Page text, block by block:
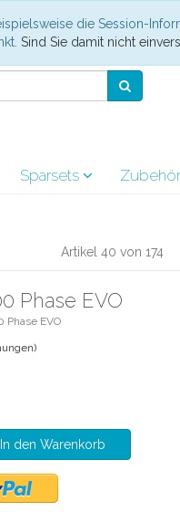
die Session-
Sind Sie damit nicht
Sparsets Zubehör
Artikel 40 von 174
Phase EVO
Phase EVO
den Warenkorb